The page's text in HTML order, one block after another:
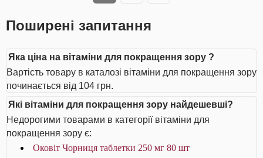
Поширені запитання
Яка ціна на вітаміни для покращення зору ?
Вартість товару в каталозі вітаміни для покращення зору
починається від 104 грн.
Які вітаміни для покращення зору найдешевші?
Недорогими товарами в категорії вітаміни для
покращення зору є:
Оковіт Чорниця таблетки 250 мг 80 шт